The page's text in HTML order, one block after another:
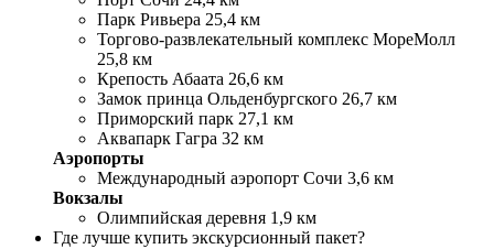
Парк Ривьера 25,4 км
Торгово-развлекательный комплекс МореМолл
25,8 км
Крепость Абаата 26,6 км
Замок принца Ольденбургского 26,7 км
Приморский парк 27,1 км
Аквапарк Гагра 32 км
Аэропорты
Международный аэропорт Сочи 3,6 км
Вокзалы
Олимпийская деревня 1,9 км
Где лучше купить экскурсионный пакет?